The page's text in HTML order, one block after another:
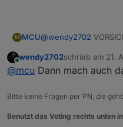
M MCU@wendy2702
Online
wendy2702schrieb am 21.
zuletzt editiert
@mcu Dann mach auch
Bitte keine Fragen per PN, die
Benutzt das Voting rechts unten